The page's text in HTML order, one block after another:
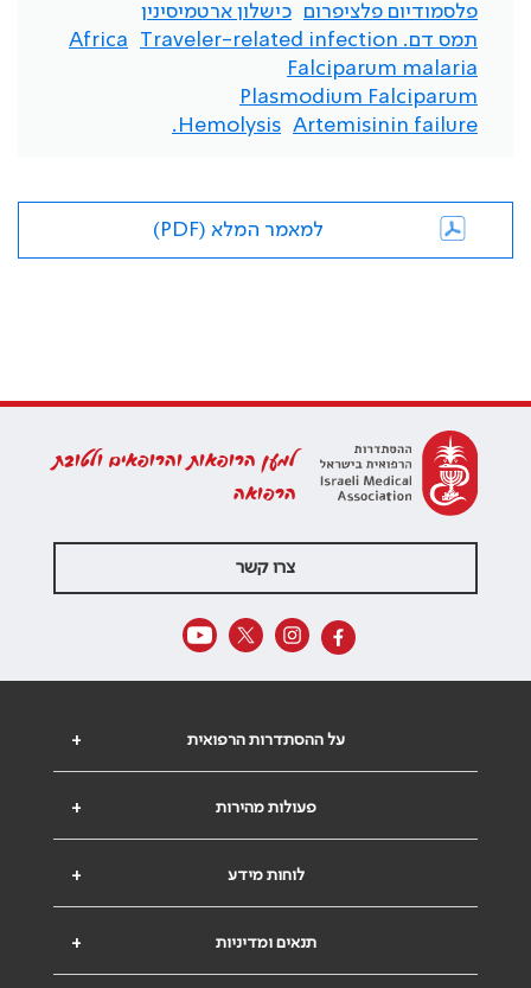
פלסמודיום פלציפרום
כישלון ארטמיסינין
תמס דם. Traveler-related infection
Africa
Falciparum malaria
Plasmodium Falciparum
Artemisinin failure
Hemolysis.
למאמר המלא (PDF)
למען הרופאות והרופאים ולטובת
הרפואה
צרו קשר
+ על ההסתדרות הרפואית
+ פעולות מהירות
+ לוחות מידע
+ תנאים ומדיניות